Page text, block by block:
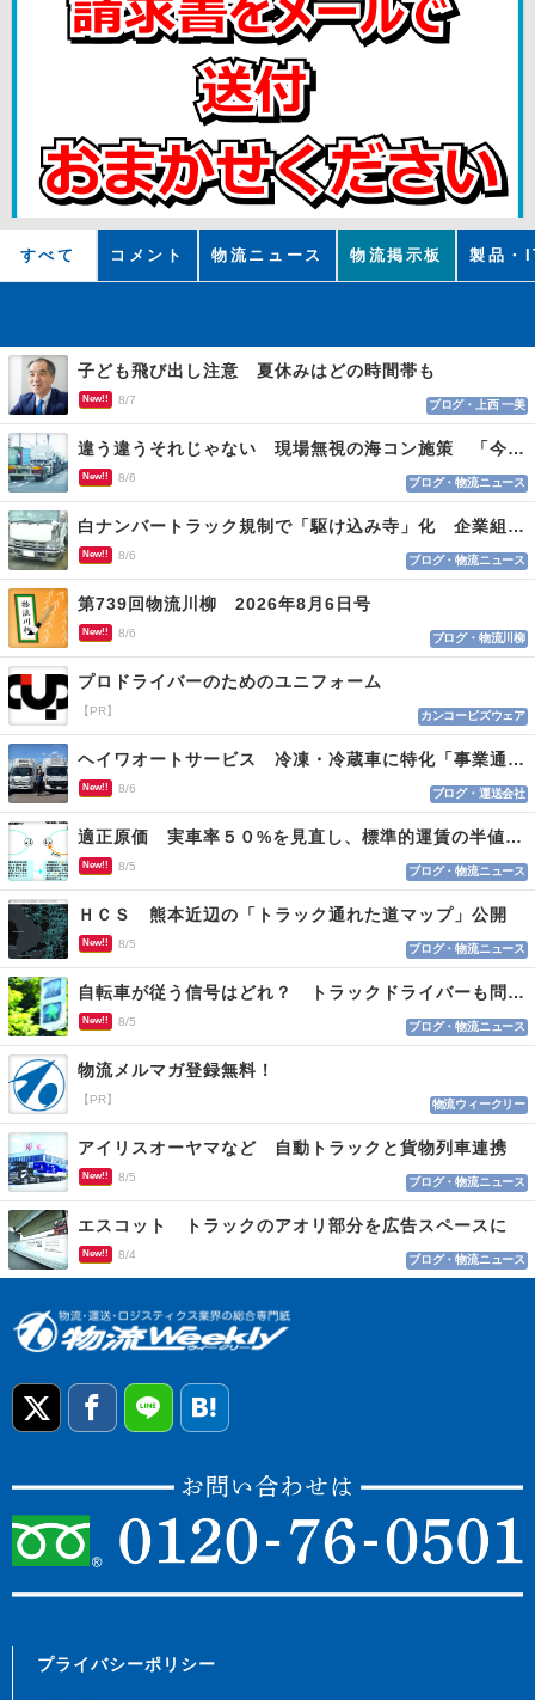
すべて コメント 物流ニュース 物流掲示板 製品・
子ども飛び出し注意 夏休みはどの時間帯も
New!! 8/7 ブログ・上西 一美
違う違うそれじゃない 現場無視の海コン施策 「今でも平均２～３時間は待つ」
New!! 8/6 ブログ・物流ニュース
白ナンバートラック規制で「駆け込み寺」化 企業組合が入会基準を見直しへ
New!! 8/6 ブログ・物流ニュース
第739回物流川柳 2026年8月6日号
New!! 8/6 ブログ・物流川柳
プロドライバーのためのユニフォーム
【PR】 カンコービズウェア
ヘイワオートサービス 冷凍・冷蔵車に特化「事業通じ貢献目指す」
New!! 8/6 ブログ・運送会社
適正原価 実車率５０%を見直し、標準的運賃の半値の恐れも
New!! 8/5 ブログ・物流ニュース
ＨＣＳ 熊本近辺の「トラック通れた道マップ」公開
New!! 8/5 ブログ・物流ニュース
自転車が従う信号はどれ？ トラックドライバーも問われる認識
New!! 8/5 ブログ・物流ニュース
物流メルマガ登録無料！
【PR】 物流ウィークリー
アイリスオーヤマなど 自動トラックと貨物列車連携
New!! 8/5 ブログ・物流ニュース
エスコット トラックのアオリ部分を広告スペースに
New!! 8/4 ブログ・物流ニュース
プライバシーポリシー